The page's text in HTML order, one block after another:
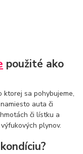
použité ako
ktorej sa pohybujeme,
auta či
či lístku a
plynov.